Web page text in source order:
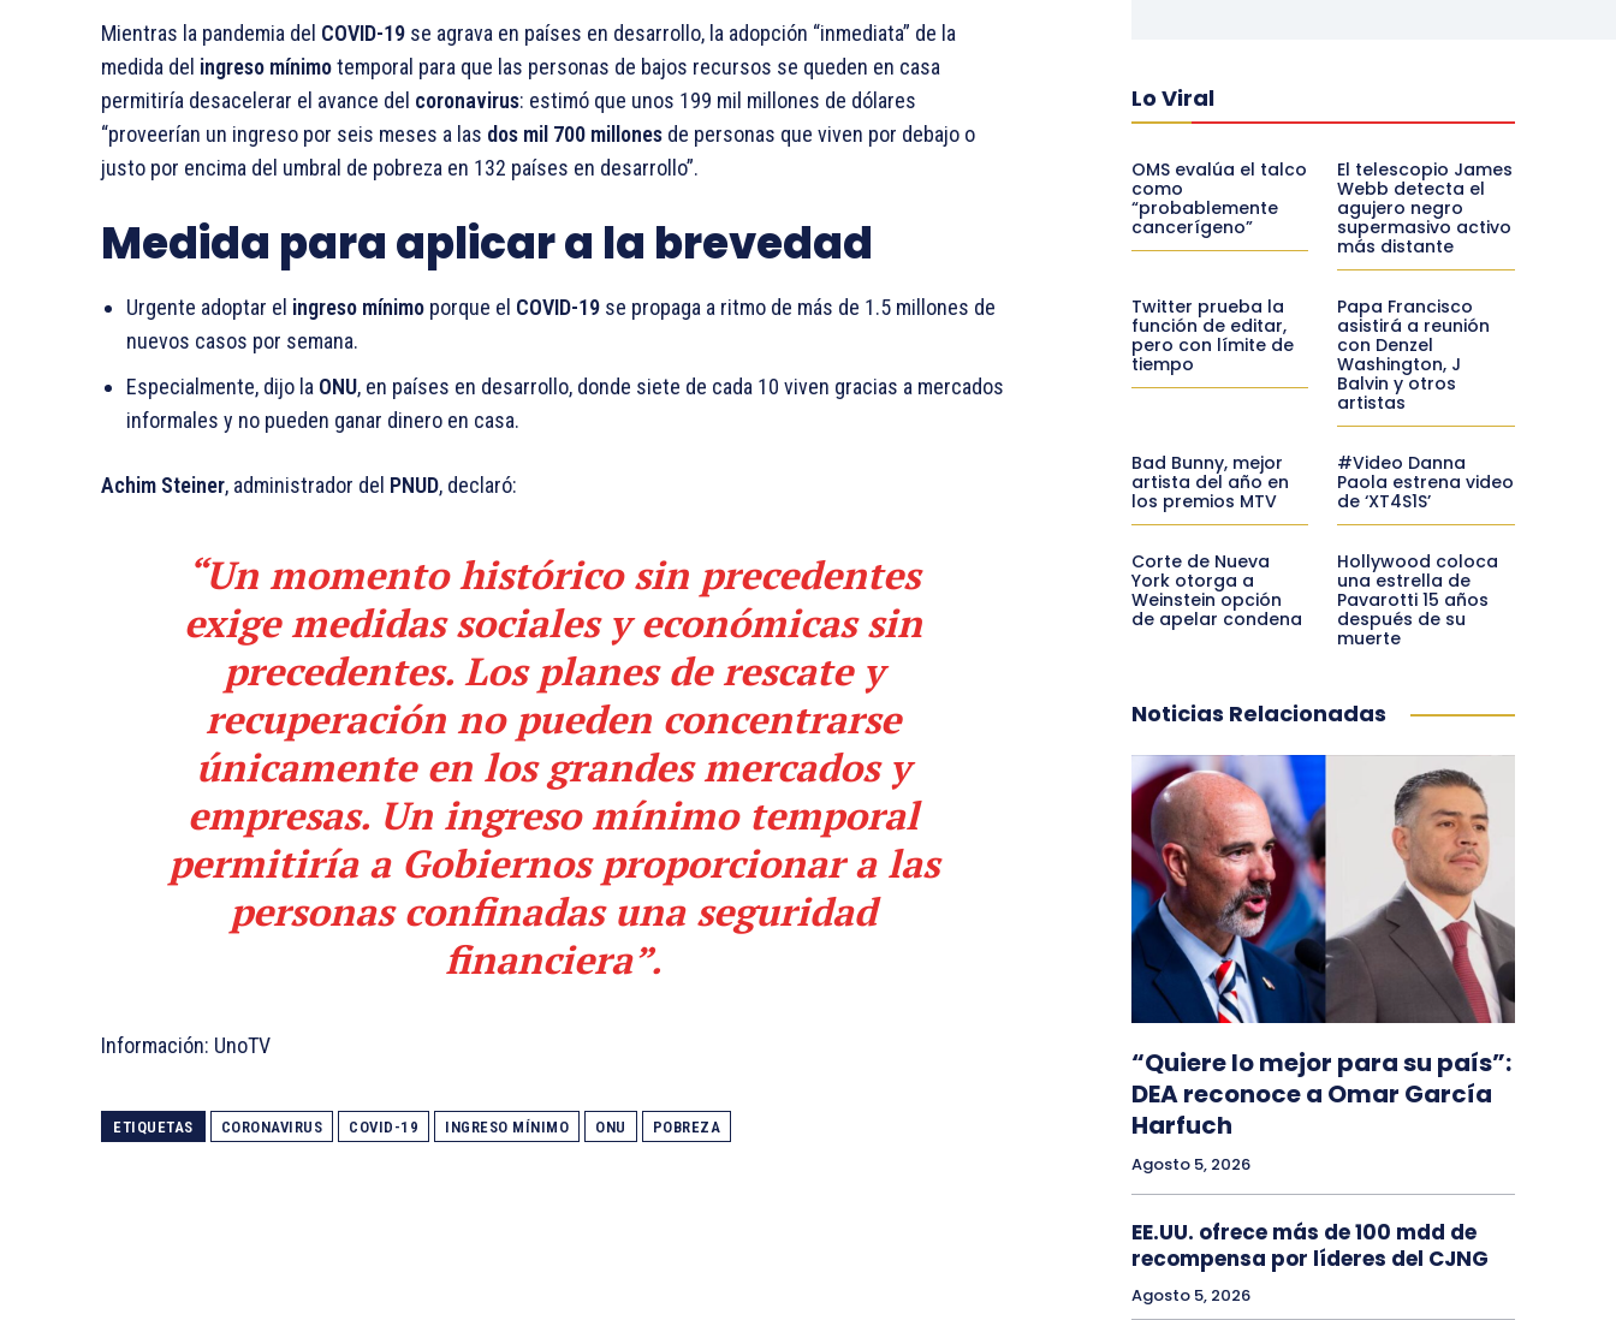
Mientras la pandemia del COVID-19 se agrava en países en desarrollo, la adopción “inmediata” de la
medida del ingreso mínimotemporal para que las personas de bajos recursos se queden en casa
permitiría desacelerar el avance del coronavirus: estimó que unos 199 mil millones de dólares
“proveerían un ingreso por seis meses a las dos mil 700 millones de personas que viven por debajo o
justo por encima del umbral de pobreza en 132 países en desarrollo”.
Medida para aplicar a la brevedad
Urgente adoptar el ingreso mínimo porque el COVID-19 se propaga a ritmo de más de 1.5 millones de
nuevos casos por semana.
Especialmente, dijo la ONU, en países en desarrollo, donde siete de cada 10 viven gracias a mercados
informales y no pueden ganar dinero en casa.
Achim Steiner, administrador del PNUD, declaró:
“Un momento histórico sin precedentes
exige medidas sociales y económicas sin
precedentes. Los planes de rescate y
recuperación no pueden concentrarse
únicamente en los grandes mercados y
empresas. Un ingreso mínimotemporal
permitiría a Gobiernos proporcionar a las
personas confinadas una seguridad
financiera”.
Información: UnoTV
ETIQUETAS CORONAVIRUS COVID-19 INGRESO MÍNIMO ONU POBREZA
Lo Viral
OMS evalúa el talco
como
“probablemente
cancerígeno”
El telescopio James
Webb detecta el
agujero negro
supermasivo activo
más distante
Twitter prueba la
función de editar,
pero con límite de
tiempo
Papa Francisco
asistirá a reunión
con Denzel
Washington, J
Balvin y otros
artistas
Bad Bunny, mejor
artista del año en
los premios MTV
#Video Danna
Paola estrena video
de ‘XT4S1S’
Corte de Nueva
York otorga a
Weinstein opción
de apelar condena
Hollywood coloca
una estrella de
Pavarotti 15 años
después de su
muerte
Noticias Relacionadas
“Quiere lo mejor para su país”:
DEA reconoce a Omar García
Harfuch
Agosto 5, 2026
EE.UU. ofrece más de 100 mdd de
recompensa por líderes del CJNG
Agosto 5, 2026